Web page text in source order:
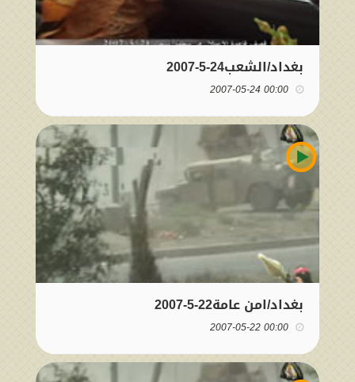
بغداد/الشعب24-5-2007
00:00 2007-05-24
بغداد/امن عامة22-5-2007
00:00 2007-05-22